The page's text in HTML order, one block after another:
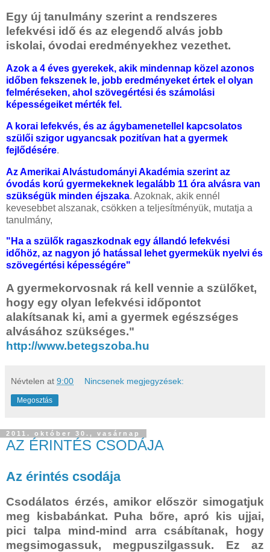
Egy új tanulmány szerint a rendszeres
lefekvési idő és az elegendő alvás jobb
iskolai, óvodai eredményekhez vezethet.
Azok a 4 éves gyerekek, akik mindennap közel azonos
időben fekszenek le, jobb eredményeket értek el olyan
felméréseken, ahol szövegértési és számolási
képességeiket mérték fel.
A korai lefekvés, és az ágybamenetellel kapcsolatos
szülői szigor ugyancsak pozitívan hat a gyermek
fejlődésére.
Az Amerikai Alvástudományi Akadémia szerint az
óvodás korú gyermekeknek legalább 11 óra alvásra van
szükségük minden éjszaka. Azoknak, akik ennél
kevesebbet alszanak, csökken a teljesítményük, mutatja a
tanulmány,
"Ha a szülők ragaszkodnak egy állandó lefekvési
időhöz, az nagyon jó hatással lehet gyermekük nyelvi és
szövegértési képességére"
A gyermekorvosnak rá kell vennie a szülőket,
hogy egy olyan lefekvési időpontot
alakítsanak ki, ami a gyermek egészséges
alvásához szükséges."
http://www.betegszoba.hu
Névtelen at 9:00 Nincsenek megjegyzések:
Megosztás
2011. október 30., vasárnap
AZ ÉRINTÉS CSODÁJA
Az érintés csodája
Csodálatos érzés, amikor először simogatjuk
meg kisbabánkat. Puha bőre, apró kis ujjai,
pici talpa mind-mind arra csábítanak, hogy
megsimogassuk, megpuszilgassuk. Ez az